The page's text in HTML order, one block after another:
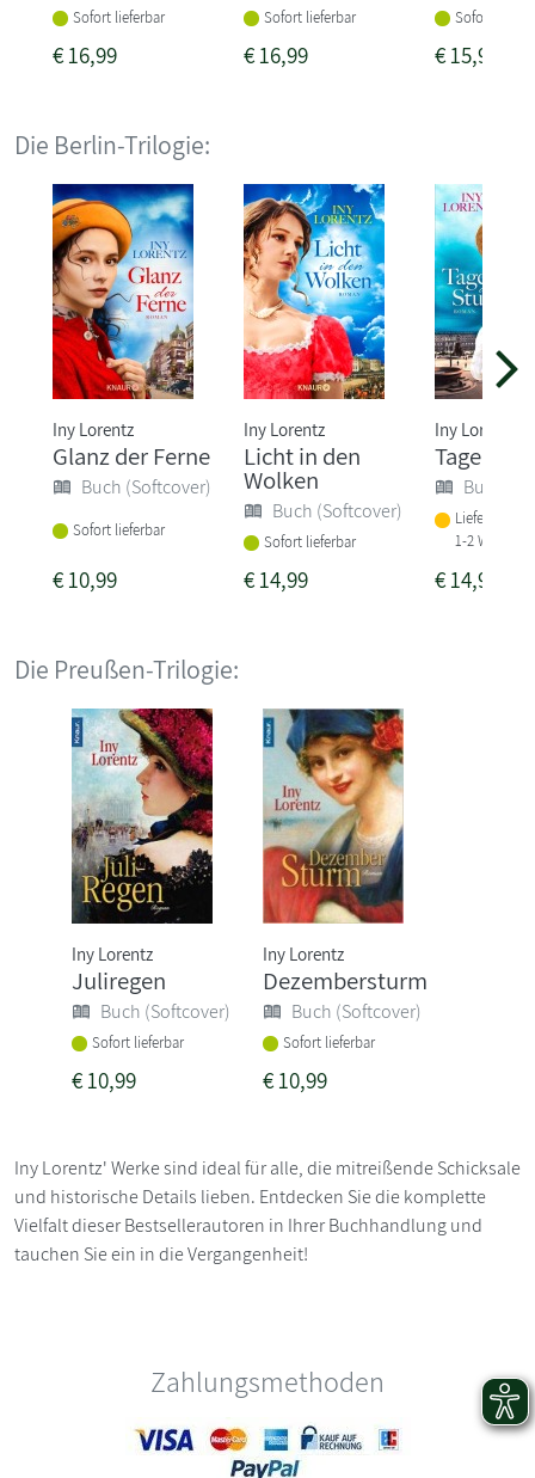
Sofort lieferbar
€16,99
Sofort lieferbar
€16,99
Sofort
€15,99
Die Berlin-Trilogie:
Iny Lorentz
Glanz der Ferne
Buch (Softcover)
Sofort lieferbar
€10,99
Iny Lorentz
Licht in den
Wolken
Buch (Softcover)
Sofort lieferbar
€14,99
Iny Lorentz
Tage des
Buch
Lieferbar
1-2 Wochen
€14,99
Die Preußen-Trilogie:
Iny Lorentz
Juliregen
Buch (Softcover)
Sofort lieferbar
€10,99
Iny Lorentz
Dezembersturm
Buch (Softcover)
Sofort lieferbar
€10,99
Iny Lorentz' Werke sind ideal für alle, die mitreißende Schicksale
und historische Details lieben. Entdecken Sie die komplette
Vielfalt dieser Bestsellerautoren in Ihrer Buchhandlung und
tauchen Sie ein in die Vergangenheit!
Zahlungsmethoden